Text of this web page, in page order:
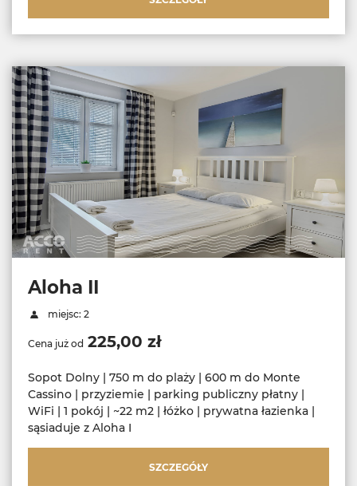
Aloha II
miejsc: 2
Cena już od 225,00 zł
Sopot Dolny | 750 m do plaży | 600 m do Monte
Cassino | przyziemie | parking publiczny płatny |
WiFi | 1 pokój | ~22 m2 | łóżko | prywatna łazienka |
sąsiaduje z Aloha I
SZCZEGÓŁY